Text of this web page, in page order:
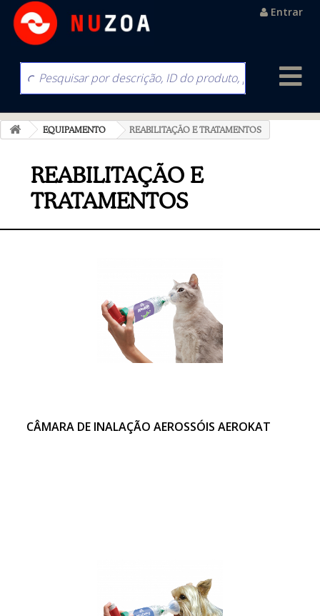
Entrar
EQUIPAMENTO REABILITAÇÃO E TRATAMENTOS
REABILITAÇÃO E
TRATAMENTOS
CÂMARA DE INALAÇÃO AEROSSÓIS AEROKAT